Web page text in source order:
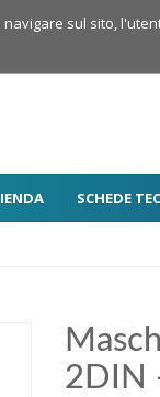
SCHEDE
2DIN
sul sito,